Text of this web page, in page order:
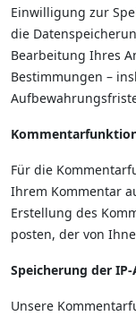
Einwilligung zur
die
Bearbeitung Ihres
Bestimmungen –
Für die
Ihrem Kommentar
Erstellung des
posten, der von
Speicherung der IP-
Unsere